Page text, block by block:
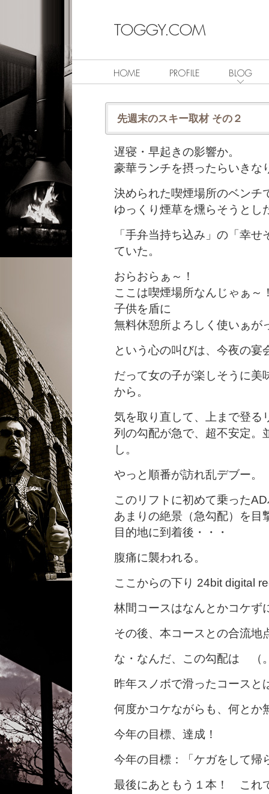
先週末のスキー取材 その２
遅寝・早起きの影響か。
豪華ランチを摂ったらいきな
決められた喫煙場所のベンチ
ゆっくり煙草を燻らそうとし
「手弁当持ち込み」の「幸
ていた。
おらおらぁ～！
ここは喫煙場所なんじゃぁ～
子供を盾に
無料休憩所よろしく使いぁが
という心の叫びは、今夜の宴
だって女の子が楽しそうに美
から。
気を取り直して、上まで登る
列の勾配が急で、超不安定。
し。
やっと順番が訪れ乱デブー。
このリフトに初めて乗った
あまりの絶景（急勾配）を目
目的地に到着後・・・
腹痛に襲われる。
ここからの下り 24bit digital
林間コースはなんとかコケず
その後、本コースとの合流地
な・なんだ、この勾配は （
昨年スノボで滑ったコースと
何度かコケながらも、何とか
今年の目標、達成！
今年の目標：「ケガをして帰
最後にあともう１本！ これ